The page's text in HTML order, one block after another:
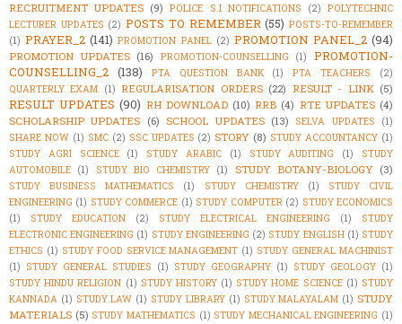
RECRUITMENT UPDATES (9) POLICE S.I NOTIFICATIONS (2) POLYTECHNIC
LECTURER UPDATES (2) POSTS TO REMEMBER (55) POSTS-TO-REMEMBER
(1) PRAYER_2 (141) PROMOTION PANEL (2) PROMOTION PANEL_2 (94)
PROMOTION UPDATES (16) PROMOTION-COUNSELLING (1)
PROMOTION-
COUNSELLING_2 (138) PTA QUESTION BANK (1) PTA TEACHERS
(2)
QUARTERLY EXAM (1) REGULARISATION ORDERS (22) RESULT - LINK (5)
RESULT UPDATES (90) RH DOWNLOAD (10) RRB (4) RTE UPDATES (4)
SCHOLARSHIP UPDATES (6) SCHOOL UPDATES (13) SELVA UPDATES
(1)
SHARE NOW (1) SMC (2) SSC UPDATES (2) STORY (8) STUDY ACCOUNTANCY (1)
STUDY AGRI SCIENCE
(1) STUDY ARABIC (1) STUDY AUDITING (1)
STUDY
AUTOMOBILE (1) STUDY BIO CHEMISTRY (1) STUDY BOTANY-BIOLOGY (3)
STUDY BUSINESS MATHEMATICS (1) STUDY CHEMISTRY (1)
STUDY CIVIL
ENGINEERING (1) STUDY COMMERCE (1) STUDY COMPUTER (2) STUDY ECONOMICS
(1)
STUDY EDUCATION (2) STUDY ELECTRICAL ENGINEERING (1)
STUDY
ELECTRONIC ENGINEERING (1) STUDY ENGINEERING (2) STUDY ENGLISH (1) STUDY
ETHICS (1) STUDY FOOD SERVICE MANAGEMENT (1) STUDY GENERAL MACHINIST
(1) STUDY GENERAL STUDIES (1) STUDY GEOGRAPHY (1) STUDY GEOLOGY (1)
STUDY HINDU RELIGION (1) STUDY HISTORY (1) STUDY HOME SCIENCE (1) STUDY
KANNADA (1) STUDY LAW (1) STUDY LIBRARY (1) STUDY MALAYALAM (1) STUDY
MATERIALS (5) STUDY MATHEMATICS (1) STUDY MECHANICAL ENGINEERING (1)